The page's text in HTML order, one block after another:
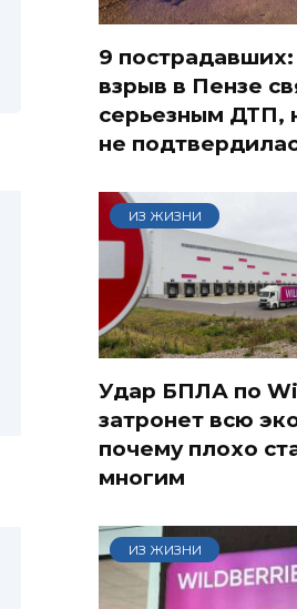
9
взрыв в Пензе
серьезным ДТП,
не
ИЗ ЖИЗНИ
Удар БПЛА по
затронет всю
почему плохо
многим
ИЗ ЖИЗНИ